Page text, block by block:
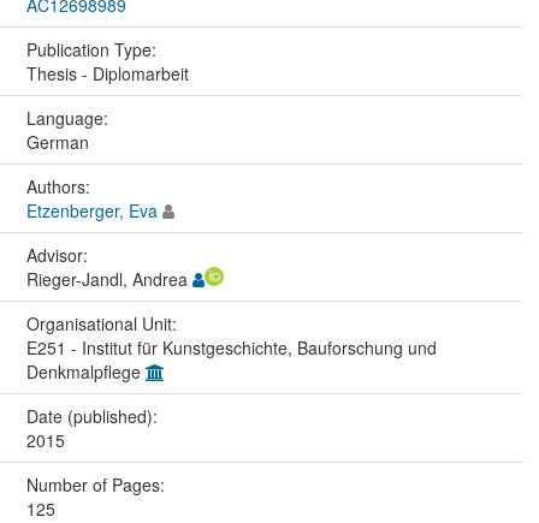
AC12698989
Publication Type:
Thesis - Diplomarbeit
Language:
German
Authors:
Etzenberger, Eva
Advisor:
Rieger-Jandl, Andrea
Organisational Unit:
E251 - Institut für Kunstgeschichte, Bauforschung und
Denkmalpflege
Date (published):
2015
Number of Pages:
125